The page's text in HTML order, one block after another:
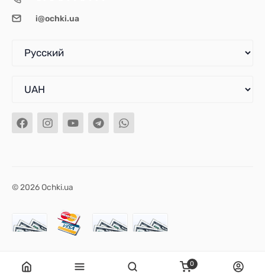
i@ochki.ua
© 2026 Ochki.ua
0